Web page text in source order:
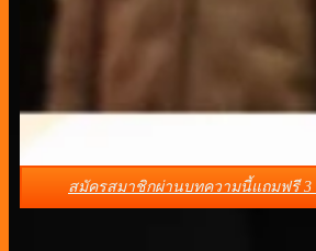
สมัครสมาชิกผ่านบทความนี้แถมฟรี 3